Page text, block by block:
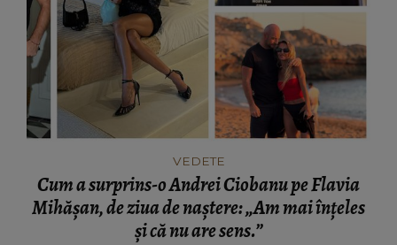
VEDETE
Cum a surprins-o Andrei Ciobanu pe Flavia
Mihășan, de ziua de naștere: „Am mai înțeles
și că nu are sens.”